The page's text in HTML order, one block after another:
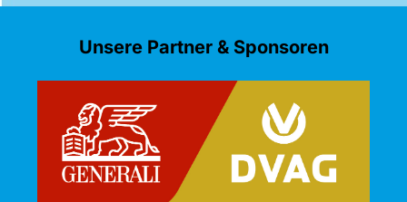
Unsere Partner & Sponsoren